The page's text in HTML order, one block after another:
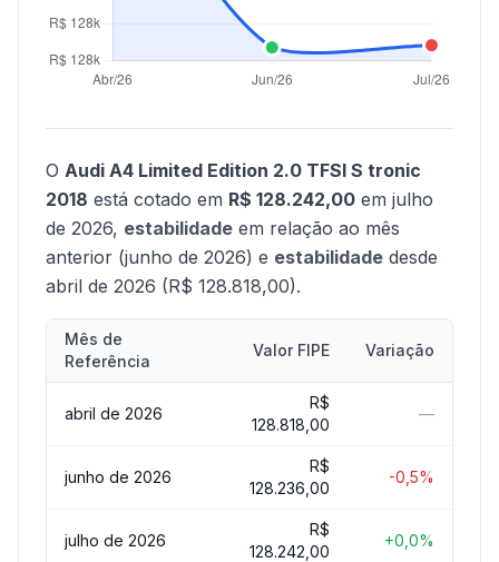
O Audi A4 Limited Edition 2.0 TFSI S tronic
2018 está cotado em R$ 128.242,00 em julho
de 2026, estabilidade em relação ao mês
anterior (junho de 2026) e estabilidade desde
abril de 2026 (R$ 128.818,00).
Mês de
Referência
Valor FIPE Variação
abril de 2026
R$
128.818,00
—
junho de 2026
R$
128.236,00
-0,5%
julho de 2026
R$
128.242,00
+0,0%